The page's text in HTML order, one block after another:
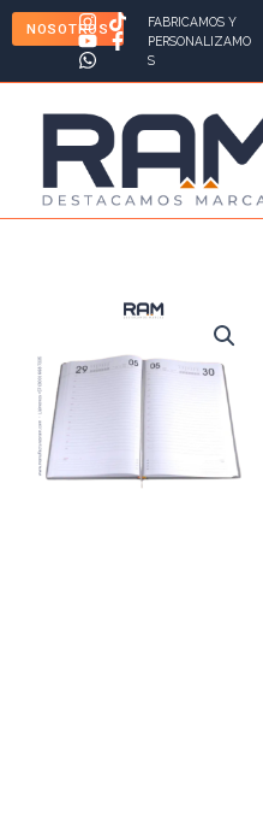
contenido
NOSOTROS
FABRICAMOS Y
PERSONALIZAMO
S